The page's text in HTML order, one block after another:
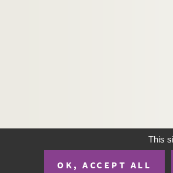
This
OK, ACCEPT ALL